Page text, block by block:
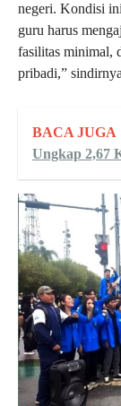
negeri. Kondisi
guru harus
fasilitas minimal,
pribadi,”
BACA JUGA
Ungkap 2,67